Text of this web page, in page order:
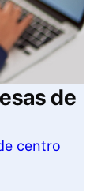
de
centro